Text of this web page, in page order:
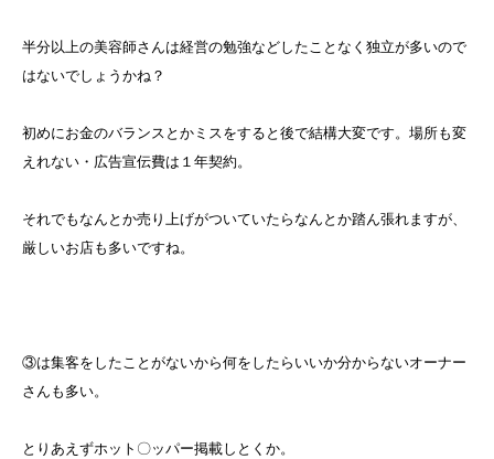
半分以上の美容師さんは経営の勉強などしたことなく独立が多いので
はないでしょうかね？
初めにお金のバランスとかミスをすると後で結構大変です。場所も変
えれない・広告宣伝費は１年契約。
それでもなんとか売り上げがついていたらなんとか踏ん張れますが、
厳しいお店も多いですね。
③は集客をしたことがないから何をしたらいいか分からないオーナー
さんも多い。
とりあえずホット〇ッパー掲載しとくか。